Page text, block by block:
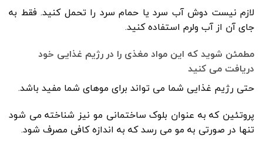
لازم نیست دوش آب سرد یا حمام سرد را تحمل کنید. فقط به
جای آن از آب ولرم استفاده کنید.
مطمئن شوید که این مواد مغذی را در رژیم غذایی خود
دریافت می کنید
حتی رژیم غذایی شما می تواند برای موهای شما مفید باشد.
پروتئین که به عنوان بلوک ساختمانی مو نیز شناخته می شود
تنها در صورتی به مو می رسد که به اندازه کافی مصرف شود.